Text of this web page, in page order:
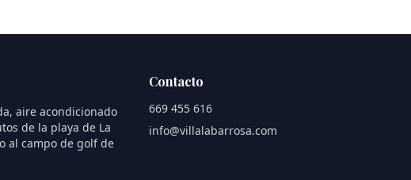
aire acondicionado
de la playa de La
al campo de golf de
Contacto
669 455 616
info@villalabarrosa.com